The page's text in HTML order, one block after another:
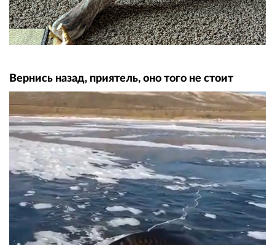
Вернись назад, приятель, оно того не стоит